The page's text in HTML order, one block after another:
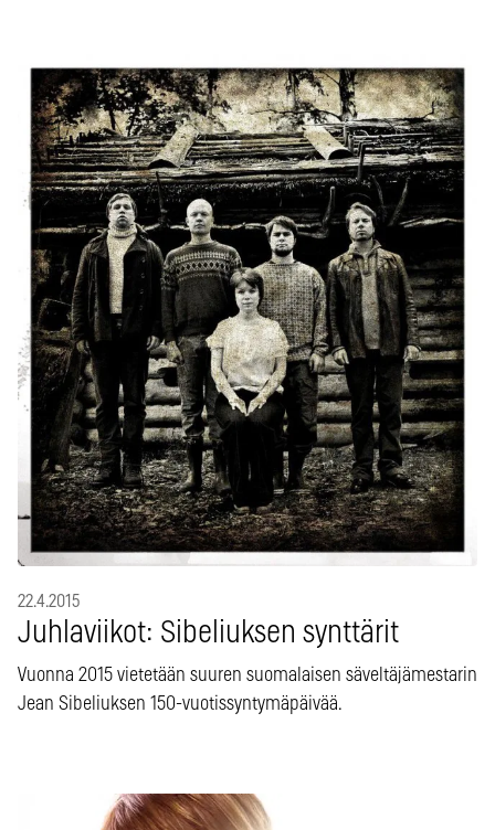
22.4.2015
Juhlaviikot: Sibeliuksen synttärit
Vuonna 2015 vietetään suuren suomalaisen säveltäjämestarin
Jean Sibeliuksen 150-vuotissyntymäpäivää.